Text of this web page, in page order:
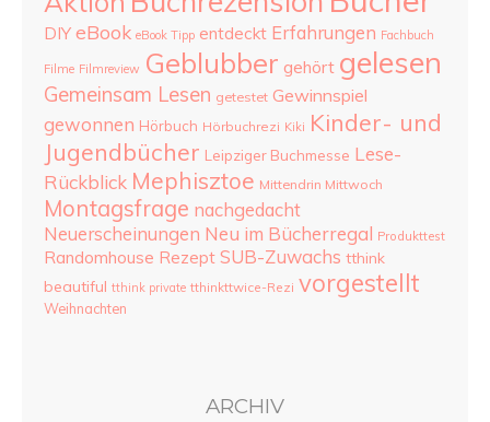
DIY eBook eBook Tipp entdeckt Erfahrungen Fachbuch
Filme Filmreview Geblubber gehört gelesen
Gemeinsam Lesen getestet Gewinnspiel
gewonnen Hörbuch Hörbuchrezi Kiki Kinder- und
Jugendbücher Leipziger Buchmesse Lese-
Rückblick Mephisztoe Mittendrin Mittwoch
Montagsfrage nachgedacht
Neuerscheinungen Neu im Bücherregal Produkttest
Randomhouse Rezept SUB-Zuwachs tthink
beautiful tthink private tthinkttwice-Rezi vorgestellt
Weihnachten
ARCHIV